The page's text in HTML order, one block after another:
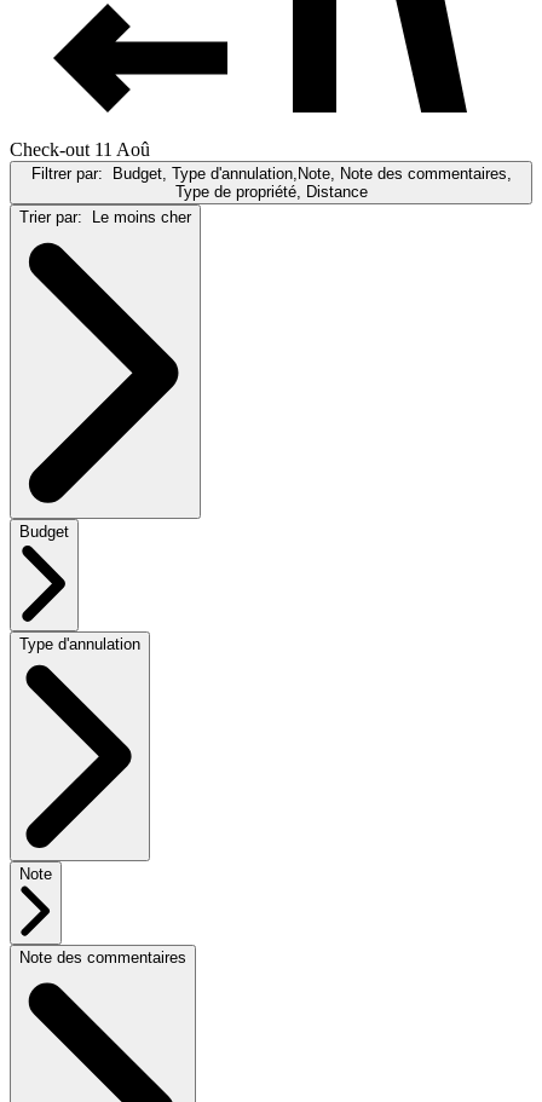
Check-out 11 Aoû
Filtrer par: Budget, Type d'annulation,Note, Note des commentaires,
Type de propriété, Distance
Trier par: Le moins cher
Budget
Type d'annulation
Note
Note des commentaires